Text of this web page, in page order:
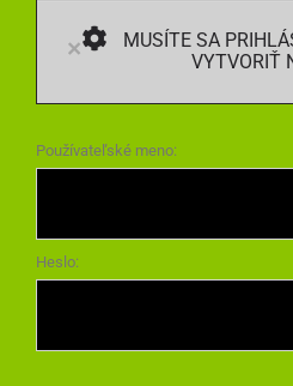
×
MUSÍTE SA
VYTVORIŤ
Používateľské meno:
Heslo: